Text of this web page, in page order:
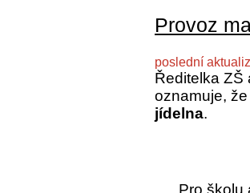
Provoz
poslední
Ředitelka ZŠ
oznamuje,
jídelna.
Pro školu